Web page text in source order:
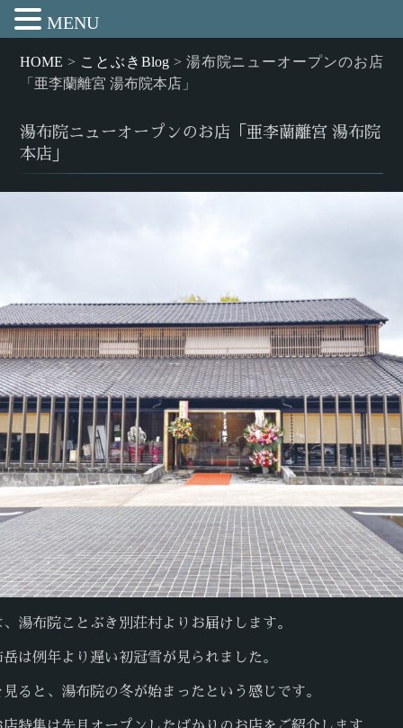
HOME > ことぶきBlog> 湯布院ニューオープンのお店
「亜李蘭離宮 湯布院本店」
湯布院ニューオープンのお店「亜李蘭離宮 湯布院
本店」
湯布院ことぶき別荘村よりお届けします。
は例年より遅い初冠雪が見られました。
ると、湯布院の冬が始まったという感じです。
MENU